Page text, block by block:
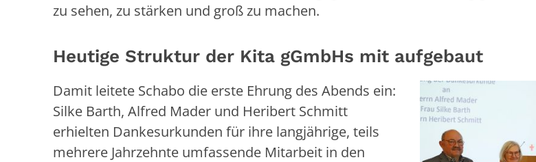
zu sehen, zu stärken und groß zu machen.
Heutige Struktur der Kita gGmbHs mit aufgebaut
Damit leitete Schabo die erste Ehrung des Abends ein:
Silke Barth, Alfred Mader und Heribert Schmitt
erhielten Dankesurkunden für ihre langjährige, teils
mehrere Jahrzehnte umfassende Mitarbeit in den